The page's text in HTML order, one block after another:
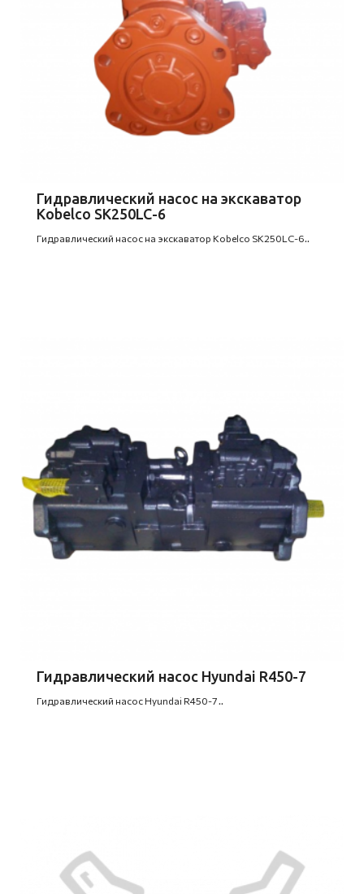
Гидравлический насос на экскаватор
Kobelco SK250LC-6
Гидравлический насос на экскаватор Kobelco SK250LC-6..
Гидравлический насос Hyundai R450-7
Гидравлический насос Hyundai R450-7 ..